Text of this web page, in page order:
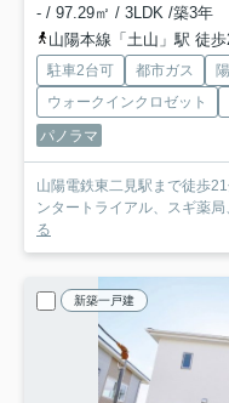
- / 97.29㎡ / 3LDK /築3年
山陽本線「土山」駅 徒
駐車2台可 都市ガス
ウォークインクロゼット
パノラマ
山陽電鉄東二見駅まで徒歩
ンタートライアル、スギ薬
る
新築一戸建